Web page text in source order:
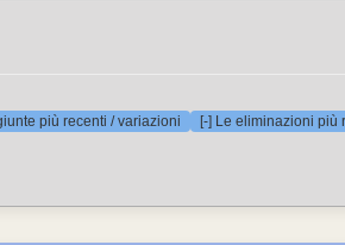
più recenti / variazioni [-] Le eliminazioni più